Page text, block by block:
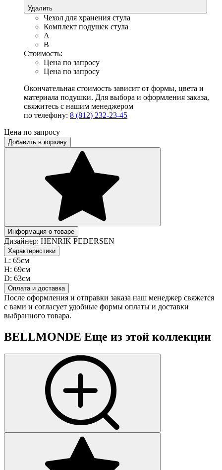
Удалить
Чехол для хранения стула
Комплект подушек стула
A
B
Стоимость:
Цена по запросу
Цена по запросу
Окончательная стоимость зависит от формы, цвета и
материала подушки. Для выбора и оформления заказа,
свяжитесь с нашим менеджером
по телефону: 8 (812) 232-23-45
Цена по запросу
Добавить в корзину
Информация о товаре
Дизайнер: HENRIK PEDERSEN
Характеристики
L: 65см
H: 69см
D: 63см
Оплата и доставка
После оформления и отправки заказа наш менеджер свяжется
с вами и согласует удобные формы оплаты и доставки
выбранного товара.
BELLMONDE Еще из этой коллекции